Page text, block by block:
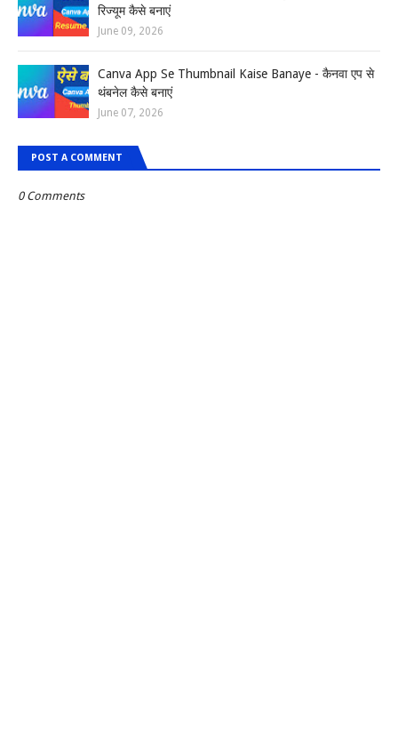
रिज्यूम कैसे बनाएं
June 09, 2026
Canva App Se Thumbnail Kaise Banaye - कैनवा एप से
थंबनेल कैसे बनाएं
June 07, 2026
POST A COMMENT
0 Comments